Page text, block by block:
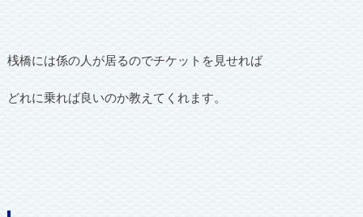
桟橋には係の人が居るのでチケットを見せれば
どれに乗れば良いのか教えてくれます。